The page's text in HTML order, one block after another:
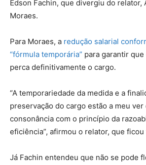
Edson Fachin, que divergiu do relator,
Moraes.
Para Moraes, a redução salarial
“fórmula temporária” para garantir
perca definitivamente o cargo.
“A temporariedade da medida e a
preservação do cargo estão a meu ver
consonância com o princípio da
eficiência”, afirmou o relator, que
Já Fachin entendeu que não se pode